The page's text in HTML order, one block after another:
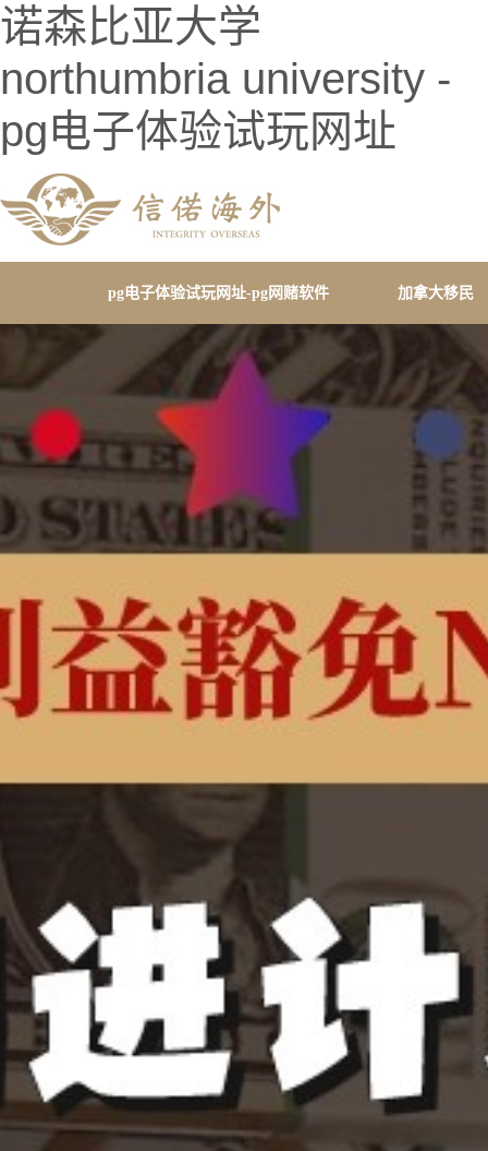
诺森比亚大学
northumbria university -
pg电子体验试玩网址
pg电子体验试玩网址-pg网赌软件 加拿大移民